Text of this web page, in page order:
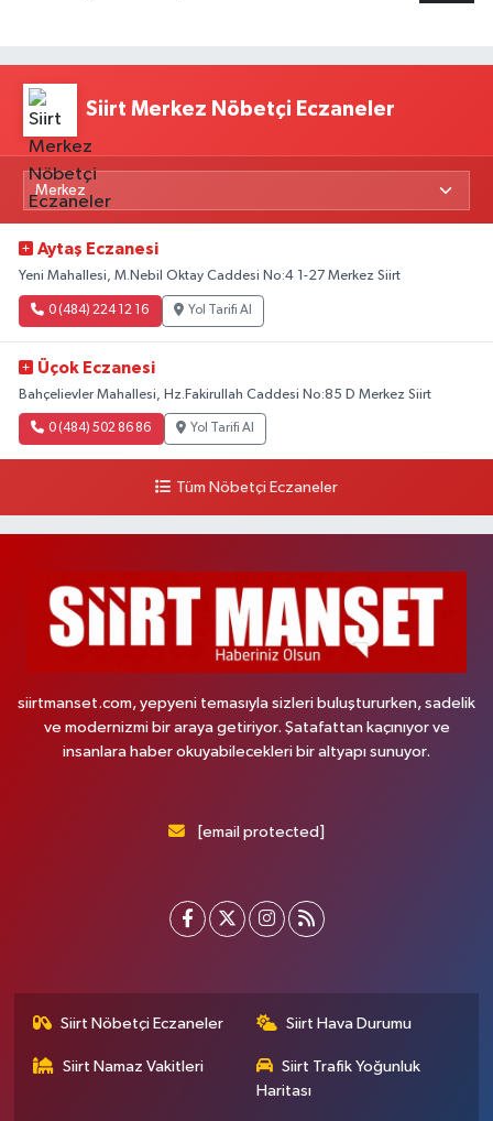
Siirt Merkez Nöbetçi Eczaneler
Aytaş Eczanesi
Yeni Mahallesi, M.Nebil Oktay Caddesi No:4 1-27 Merkez Siirt
0 (484) 224 12 16 Yol Tarifi Al
Üçok Eczanesi
Bahçelievler Mahallesi, Hz.Fakirullah Caddesi No:85 D Merkez Siirt
0 (484) 502 86 86 Yol Tarifi Al
Tüm Nöbetçi Eczaneler
siirtmanset.com, yepyeni temasıyla sizleri buluştururken, sadelik
ve modernizmi bir araya getiriyor. Şatafattan kaçınıyor ve
insanlara haber okuyabilecekleri bir altyapı sunuyor.
[email protected]
Siirt Nöbetçi Eczaneler Siirt Hava Durumu
Siirt Namaz Vakitleri
Siirt Trafik Yoğunluk
Haritası